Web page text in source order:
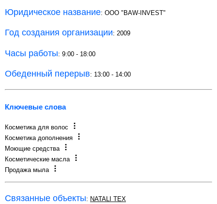
Юридическое название: ООО "BAW-INVEST"
Год создания организации: 2009
Часы работы: 9:00 - 18:00
Обеденный перерыв: 13:00 - 14:00
Ключевые слова
Косметика для волос
Косметика дополнения
Моющие средства
Косметические масла
Продажа мыла
Связанные объекты: NATALI TEX